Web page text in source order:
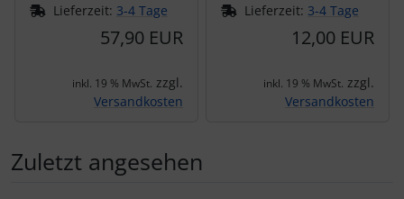
Lieferzeit: 3-4 Tage
57,90 EUR
inkl. 19 % MwSt. zzgl.
Versandkosten
Lieferzeit: 3-4 Tage
12,00 EUR
inkl. 19 % MwSt. zzgl.
Versandkosten
Zuletzt angesehen